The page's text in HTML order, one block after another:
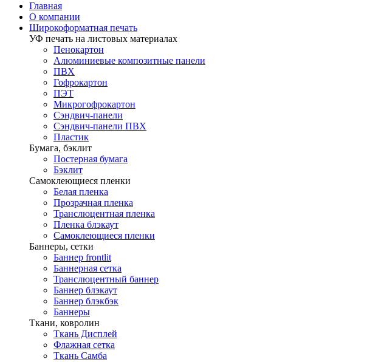
Главная
О компании
Широкоформатная печать
УФ печать на листовых материалах
Пенокартон
Алюминиевые композитные панели
ПВХ
Гофрокартон
ПЭТ
Микрогофрокартон
Сэндвич-панели
Сэндвич-панели ПВХ
Пластик
Бумага, бэклит
Постерная бумага
Бэклит
Самоклеющиеся пленки
Белая пленка
Прозрачная пленка
Транслюцентная пленка
Пленка блэкаут
Самоклеющиеся пленки
Баннеры, сетки
Баннер frontlit
Баннерная сетка
Транслюцентный баннер
Баннер блэкаут
Баннер блэкбэк
Баннеры
Ткани, ковролин
Ткань Дисплей
Флажная сетка
Ткань Самба